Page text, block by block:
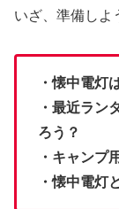
いざ、準備しよ
・懐中電灯
・最近ラン
ろう？
・キャンプ
・懐中電灯